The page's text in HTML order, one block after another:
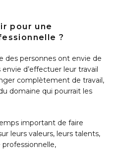
pour une
?
des personnes ont envie de
d’effectuer leur travail
complètement de travail,
domaine qui pourrait les
important de faire
leurs valeurs, leurs talents,